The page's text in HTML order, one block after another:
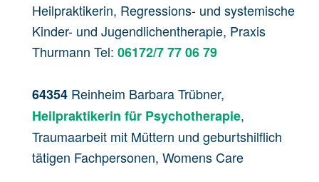
Heilpraktikerin, Regressions- und systemische
Kinder- und Jugendlichentherapie, Praxis
Thurmann Tel: 06172/7 77 06 79
64354 Reinheim Barbara Trübner,
Heilpraktikerin für Psychotherapie,
Traumaarbeit mit Müttern und geburtshilflich
tätigen Fachpersonen, Womens Care